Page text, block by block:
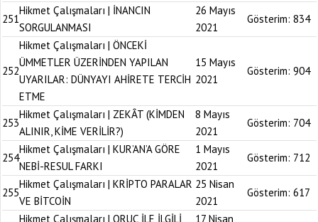
251
Hikmet Çalışmaları | İNANCIN
SORGULANMASI
26 Mayıs
2021
Gösterim: 834
252
Hikmet Çalışmaları | ÖNCEKİ
ÜMMETLER ÜZERİNDEN YAPILAN
UYARILAR: DÜNYAYI AHİRETE TERCİH
ETME
15 Mayıs
2021
Gösterim: 904
253
Hikmet Çalışmaları | ZEKÂT (KİMDEN
ALINIR, KİME VERİLİR?)
8 Mayıs
2021
Gösterim: 704
254
Hikmet Çalışmaları | KUR’AN’A GÖRE
NEBİ-RESUL FARKI
1 Mayıs
2021
Gösterim: 712
255
Hikmet Çalışmaları | KRİPTO PARALAR
VE BİTCOİN
25 Nisan
2021
Gösterim: 617
Hikmet Çalışmaları | ORUÇ İLE İLGİLİ 17 Nisan